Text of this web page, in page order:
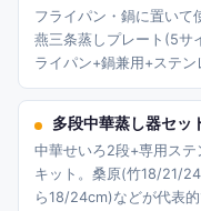
フライパン・鍋に置いて
燕三条蒸しプレート(5サ
ライパン+鍋兼用+ステ
多段中華蒸し器セッ
中華せいろ2段+専用ス
キット。桑原(竹18/21/
ら18/24cm)などが代表